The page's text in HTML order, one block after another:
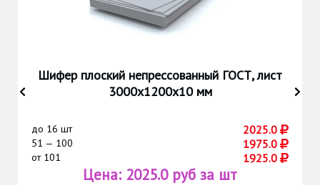
Шифер плоский непрессованный ГОСТ, лист
3000х1200х10 мм
до 16 шт 2025.0
51 — 100 1975.0
от101 1925.0
Цена: 2025.0 руб за шт